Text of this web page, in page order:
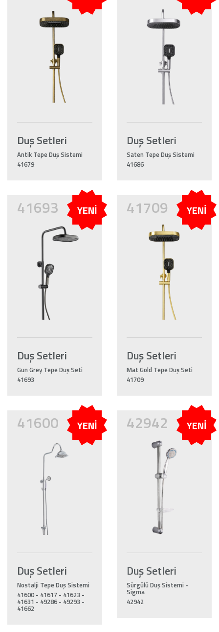
Duş Setleri
Antik Tepe Duş Sistemi
41679
Duş Setleri
Saten Tepe Duş Sistemi
41686
41693 YENİ
Duş Setleri
Gun Grey Tepe Duş Seti
41693
41709 YENİ
Duş Setleri
Mat Gold Tepe Duş Seti
41709
41600 YENİ
Duş Setleri
Nostalji Tepe Duş Sistemi
41600 - 41617 - 41623 -
41631 - 49286 - 49293 -
41662
42942 YENİ
Duş Setleri
Sürgülü Duş Sistemi -
Sigma
42942